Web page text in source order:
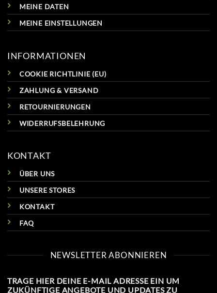
MEINE DATEN
MEINE EINSTELLUNGEN
INFORMATIONEN
COOKIE RICHTLINIE (EU)
ZAHLUNG & VERSAND
RETOURNIERUNGEN
WIDERRUFSBELEHRUNG
KONTAKT
ÜBER UNS
UNSERE STORES
KONTAKT
FAQ
NEWSLETTER ABONNIEREN
TRAGE HIER DEINE E-MAIL ADRESSE EIN UM
ZUKÜNFTIGE ANGEBOTE UND UPDATES ZU